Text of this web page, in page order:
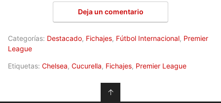
Deja un comentario
Categorías: Destacado, Fichajes, Fútbol Internacional, Premier
League
Etiquetas: Chelsea, Cucurella, Fichajes, Premier League
↑